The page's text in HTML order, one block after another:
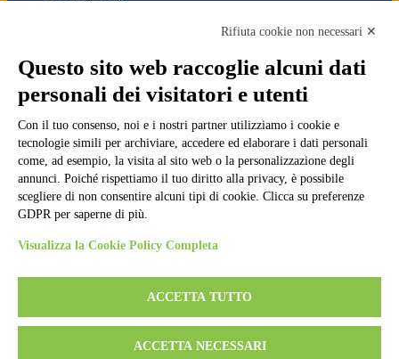
Ufficio Relazioni con il Pubblico
Obiettivi di accessibilità
Whistleblowing
Gestione consensi cookie
Amministrazione trasparente
Pagina visualizzata2316 volte
Sezione Copyright
Parma S.p.A. | Divisione Publishing & New Social Media
Rifiuta cookie non necessari ✕
Questo sito web raccoglie alcuni dati
personali dei visitatori e utenti
Con il tuo consenso, noi e i nostri partner utilizziamo i cookie e
tecnologie simili per archiviare, accedere ed elaborare i dati personali
come, ad esempio, la visita al sito web o la personalizzazione degli
annunci. Poiché rispettiamo il tuo diritto alla privacy, è possibile
scegliere di non consentire alcuni tipi di cookie. Clicca su preferenze
GDPR per saperne di più.
Visualizza la Cookie Policy Completa
ACCETTA TUTTO
ACCETTA NECESSARI